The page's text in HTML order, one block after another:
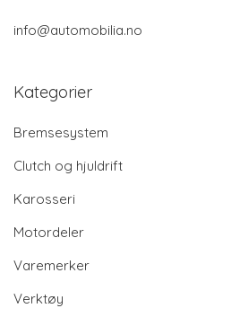
info@automobilia.no
Kategorier
Bremsesystem
Clutch og hjuldrift
Karosseri
Motordeler
Varemerker
Verktøy